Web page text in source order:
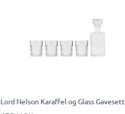
Lord Nelson Karaffel og Glass Gavesett